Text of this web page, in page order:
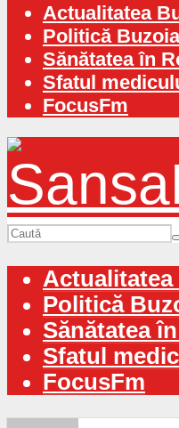
Actualitatea
Politică
Sănătatea în
Sfatul
FocusFm
Actualitatea
Politică
Sănătatea
Sfatul
FocusFm